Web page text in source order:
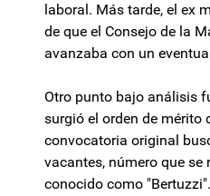
laboral. Más tarde, el ex
de que el Consejo de la
avanzaba con un
Otro punto bajo análisis
surgió el orden de mérito
convocatoria original
vacantes, número que
conocido como